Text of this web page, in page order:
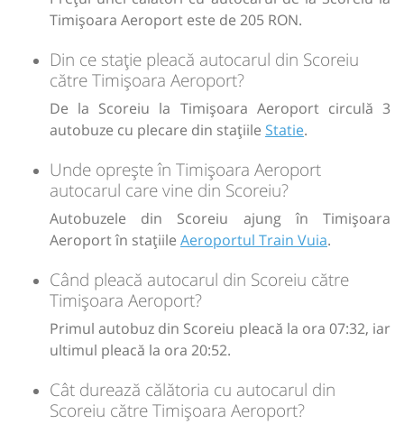
205
Sursa:Trans Olteanu Tour SRL| Ultima actualizare:
Timișoara Aeroport este de 205 RON.
Din ce stație pleacă autocarul din Scoreiu
către Timișoara Aeroport?
De la Scoreiu la Timișoara Aeroport circulă 3
autobuze cu plecare din stațiile Statie.
Unde oprește în Timișoara Aeroport
autocarul care vine din Scoreiu?
Autobuzele din Scoreiu ajung în Timișoara
Aeroport în stațiile Aeroportul Train Vuia.
Când pleacă autocarul din Scoreiu către
Timișoara Aeroport?
Primul autobuz din Scoreiu pleacă la ora 07:32, iar
ultimul pleacă la ora 20:52.
Cât durează călătoria cu autocarul din
Scoreiu către Timișoara Aeroport?